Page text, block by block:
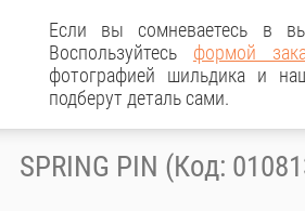
Если вы сомневаетесь в
Воспользуйтесь формой
фотографией шильдика и
подберут деталь сами.
SPRING PIN (Код: